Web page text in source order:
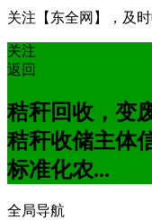
关注【东全网】，及
关注
返回
秸秆回收，变
秸秆收储主体
标准化农...
全局导航